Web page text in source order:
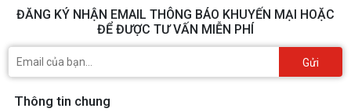
ĐĂNG KÝ NHẬN EMAIL THÔNG BÁO KHUYẾN MẠI HOẶC
ĐỂ ĐƯỢC TƯ VẤN MIỄN PHÍ
Gửi
Thông tin chung